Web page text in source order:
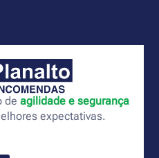
de agilidade e segurança
expectativas.